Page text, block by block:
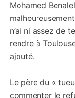
Mohamed
n’ai ni assez de
rendre à
ajouté.
Le père du «
commenter le